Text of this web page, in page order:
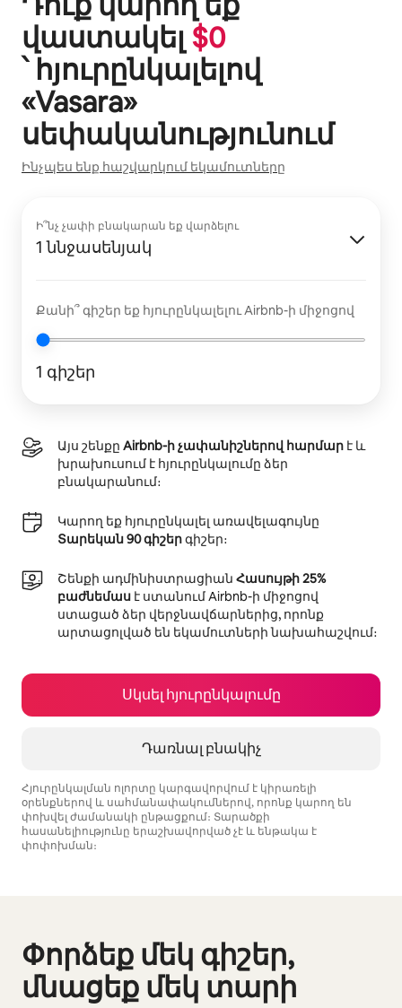
վաստակել $0
՝ հյուրընկալելով
«Vasara»
սեփականությունում
Ինչպես ենք հաշվարկում եկամուտները
Ի՞նչ չափի բնակարան եք վարձելու
1 ննջասենյակ
Քանի՞ գիշեր եք հյուրընկալելու Airbnb-ի միջոցով
1 գիշեր
Այս շենքը Airbnb-ի չափանիշներով հարմար է և
խրախուսում է հյուրընկալումը ձեր
բնակարանում։
Կարող եք հյուրընկալել առավելագույնը
Տարեկան 90 գիշերգիշեր։
Շենքի ադմինիստրացիան Հասույթի 25%
բաժնեմաս է ստանում Airbnb-ի միջոցով
ստացած ձեր վերջնավճարներից, որոնք
արտացոլված են եկամուտների նախահաշվում։
Սկսել հյուրընկալումը
Դառնալ բնակիչ
Հյուրընկալման ոլորտը կարգավորվում է կիրառելի
օրենքներով և սահմանափակումներով, որոնք կարող են
փոխվել ժամանակի ընթացքում։ Տարածքի
հասանելիությունը երաշխավորված չէ և ենթակա է
փոփոխման։
Փորձեք մեկ գիշեր,
մնացեք մեկ տարի
Ցուցադրվում է 0 տարր՝ 0-ից